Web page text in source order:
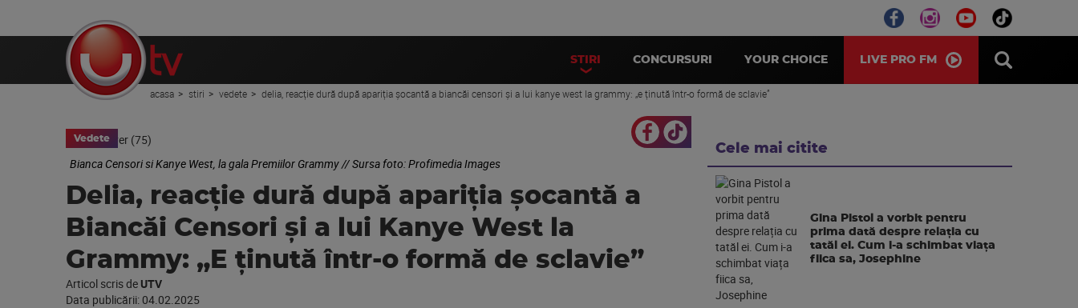
STIRI CONCURSURI YOUR CHOICE LIVE PRO FM
acasa stiri vedete delia, reacție dură după apariția șocantă a biancăi censori și a lui kanye west la grammy: „e ținută într-o formă de sclavie”
Vedete
Bianca Censori si Kanye West, la gala Premiilor Grammy // Sursa foto: Profimedia Images
Delia, reacție dură după apariția șocantă a
Biancăi Censori și a lui Kanye West la
Grammy: „E ținută într-o formă de sclavie”
Articol scris de UTV
Data publicării: 04.02.2025
Cele mai citite
Gina Pistol a vorbit pentru
prima dată despre relația cu
tatăl ei. Cum i-a schimbat viața
fiica sa, Josephine